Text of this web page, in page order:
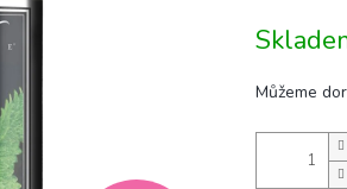
cena:
Můžeme